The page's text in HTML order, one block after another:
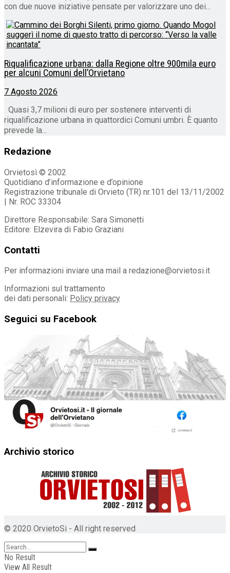
con due nuove iniziative pensate per valorizzare uno dei...
Riqualificazione urbana: dalla Regione oltre 900mila euro
per alcuni Comuni dell’Orvietano
7 Agosto 2026
Quasi 3,7 milioni di euro per sostenere interventi di
riqualificazione urbana in quattordici Comuni umbri. È quanto
prevede la...
Redazione
Orvietosì © 2002
Quotidiano d’informazione e d’opinione
Registrazione tribunale di Orvieto (TR) nr.101 del 13/11/2002
| Nr. ROC 33304
Direttore Responsabile: Sara Simonetti
Editore: Elzevira di Fabio Graziani
Contatti
Per informazioni inviare una mail a redazione@orvietosi.it
Informazioni sul trattamento
dei dati personali: Policy privacy
Seguici su Facebook
Archivio storico
© 2020 OrvietoSi - All right reserved
No Result
View All Result